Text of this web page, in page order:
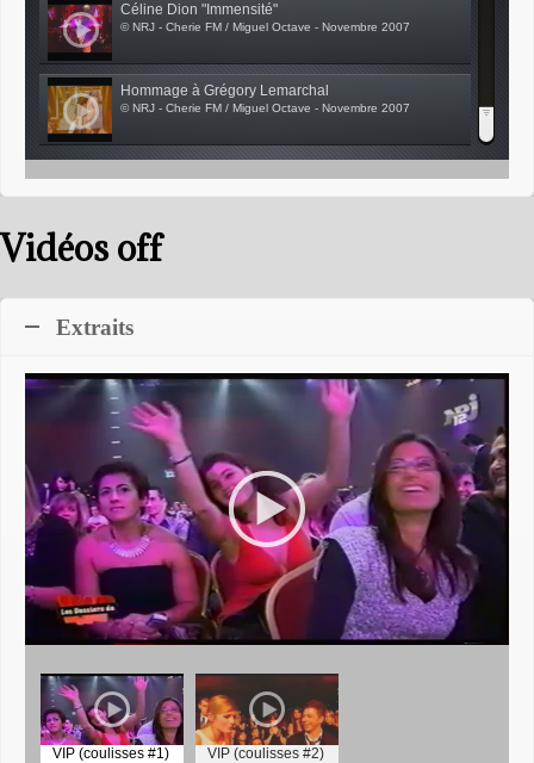
Céline Dion "Immensité"
© NRJ - Cherie FM / Miguel Octave - Novembre 2007
Hommage à Grégory Lemarchal
© NRJ - Cherie FM / Miguel Octave - Novembre 2007
Christophe Maé
Patrick Bruel
Vidéos off
Extraits
VIP (coulisses #1) VIP (coulisses #2)